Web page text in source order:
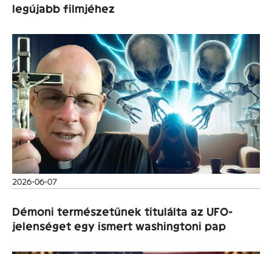
legújabb filmjéhez
2026-06-07
Démoni természetűnek titulálta az UFO-
jelenséget egy ismert washingtoni pap